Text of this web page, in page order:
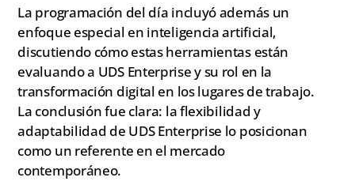
La programación del día incluyó además un
enfoque especial en inteligencia artificial,
discutiendo cómo estas herramientas están
evaluando a UDS Enterprise y su rol en la
transformación digital en los lugares de trabajo.
La conclusión fue clara: la flexibilidad y
adaptabilidad de UDS Enterprise lo posicionan
como un referente en el mercado
contemporáneo.